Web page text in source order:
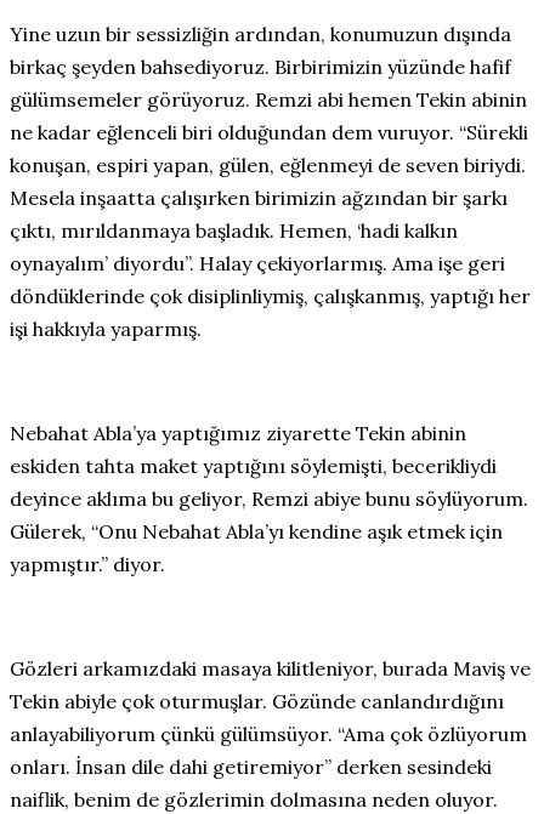
Yine uzun bir sessizliğin ardından, konumuzun dışında
birkaç şeyden bahsediyoruz. Birbirimizin yüzünde hafif
gülümsemeler görüyoruz. Remzi abi hemen Tekin abinin
ne kadar eğlenceli biri olduğundan dem vuruyor. “Sürekli
konuşan, espiri yapan, gülen, eğlenmeyi de seven biriydi.
Mesela inşaatta çalışırken birimizin ağzından bir şarkı
çıktı, mırıldanmaya başladık. Hemen, ‘hadi kalkın
oynayalım’ diyordu”. Halay çekiyorlarmış. Ama işe geri
döndüklerinde çok disiplinliymiş, çalışkanmış, yaptığı her
işi hakkıyla yaparmış.
Nebahat Abla’ya yaptığımız ziyarette Tekin abinin
eskiden tahta maket yaptığını söylemişti, becerikliydi
deyince aklıma bu geliyor, Remzi abiye bunu söylüyorum.
Gülerek, “Onu Nebahat Abla’yı kendine aşık etmek için
yapmıştır.” diyor.
Gözleri arkamızdaki masaya kilitleniyor, burada Maviş ve
Tekin abiyle çok oturmuşlar. Gözünde canlandırdığını
anlayabiliyorum çünkü gülümsüyor. “Ama çok özlüyorum
onları. İnsan dile dahi getiremiyor” derken sesindeki
naiflik, benim de gözlerimin dolmasına neden oluyor.